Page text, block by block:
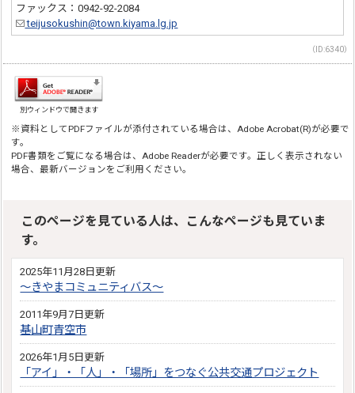
ファックス：0942-92-2084
teijusokushin@town.kiyama.lg.jp
（ID:6340）
別ウィンドウで開きます
※資料としてPDFファイルが添付されている場合は、Adobe Acrobat(R)が必要で
す。
PDF書類をご覧になる場合は、Adobe Readerが必要です。正しく表示されない
場合、最新バージョンをご利用ください。
このページを見ている人は、こんなページも見ていま
す。
2025年11月28日更新
～きやまコミュニティバス～
2011年9月7日更新
基山町青空市
2026年1月5日更新
「アイ」・「人」・「場所」をつなぐ公共交通プロジェクト